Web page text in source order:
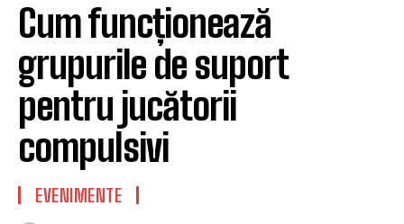
Cum funcționează
grupurile de suport
pentru jucătorii
compulsivi
EVENIMENTE